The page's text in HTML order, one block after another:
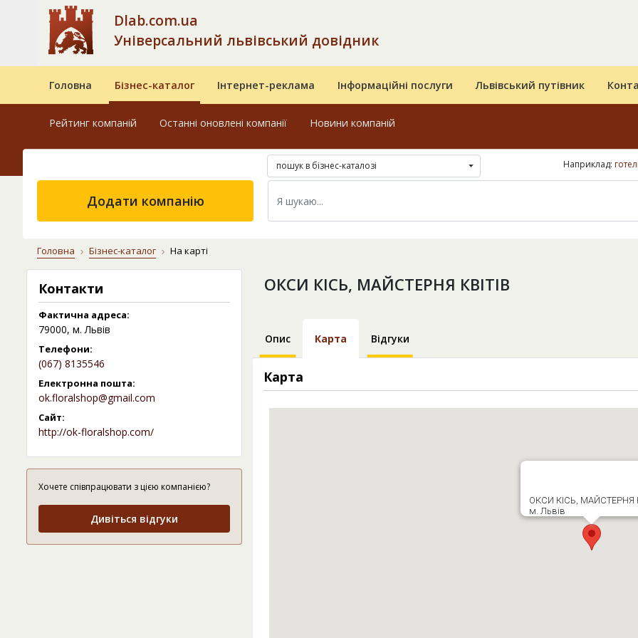
Dlab.com.ua
Універсальний львівський довідник
Головна Бізнес-каталог Інтернет-реклама Інформаційні послуги Львівський путівник
Рейтинг компаній Останні оновлені компанії Новини компаній
пошук в бізнес-каталозі Наприклад: готелі
Додати компанію
Головна Бізнес-каталог На карті
Контакти
Фактична адреса:
79000, м. Львів
Телефони:
(067) 8135546
Електронна пошта:
ok.floralshop@gmail.com
Сайт:
http://ok-floralshop.com/
Хочете співпрацювати з цією компанією?
Дивіться відгуки
ОКСИ КІСЬ, МАЙСТЕРНЯ КВІТІВ
Опис Карта Відгуки
Карта
ОКСИ КІСЬ, МАЙСТЕРНЯ
м. Львів